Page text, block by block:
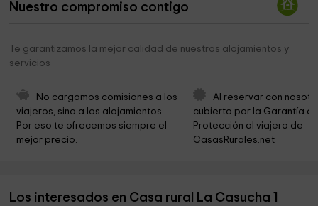
Ermita De San Antonio 7,3 km
Ayuntamiento de Quart de les Valls
Moli Nou
Ayuntamiento de Quartell
Facultad Adventista de Teología 8,7 km
La Miria 8,9 km
Nuestro compromiso contigo
Te garantizamos la mejor calidad de nuestros alojamientos y
servicios
No cargamos comisiones a los
viajeros, sino a los alojamientos.
Por eso te ofrecemos siempre el
mejor precio.
Al reservar con
cubierto por la Garantía
Protección al viajero de
CasasRurales.net
Los interesados en Casa rural La Casucha 1